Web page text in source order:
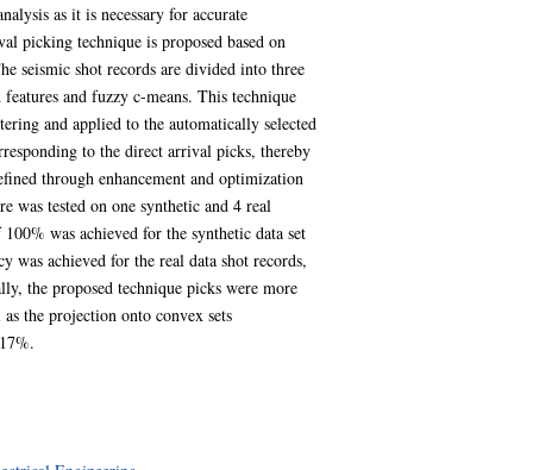
as it is necessary for accurate
picking technique is proposed based on
seismic shot records are divided into three
and fuzzy c-means. This technique
and applied to the automatically selected
to the direct arrival picks, thereby
through enhancement and optimization
was tested on one synthetic and 4 real
was achieved for the synthetic data set
was achieved for the real data shot records,
the proposed technique picks were more
the projection onto convex sets